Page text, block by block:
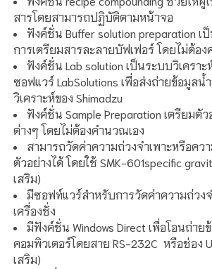
สารโดยสามารถปฏิบัติตามหน้าจอ
ฟังค์ชั่น Buffer solution preparation
การเตรียมสารละลายบัฟเฟอร์ โดยไม่ต้อง
ฟังค์ชั่น Lab solution เป็นระบบวิเคราะ
ซอฟแวร์ LabSolutions เพื่อส่งถ่ายข้อมูลน้
วิเคราะห์ของ Shimadzu
ฟังค์ชั่น Sample Preparation เตรียมตั
ต่างๆ โดยไม่ต้องคำนวณเอง
สามารถวัดค่าความถ่วงจำเพาะหรือคว
ตัวอย่างได้ โดยใช้ SMK-601specific
เสริม)
มีซอฟท์แวร์สำหรับการวัดค่าความถ่วง
เครื่องชั่ง
มีฟังค์ชั่น Windows Direct เพื่อโอนถ่าย
คอมพิวเตอร์โดยสาย RS-232C หรือช่อง
เสริม)